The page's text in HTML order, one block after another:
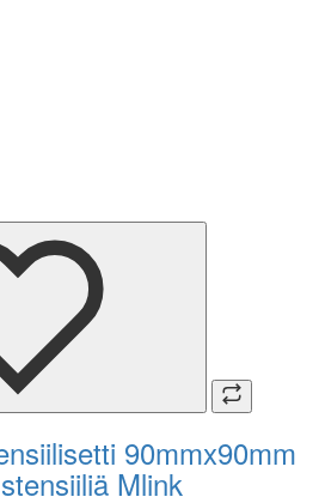
90mmx90mm
Mlink